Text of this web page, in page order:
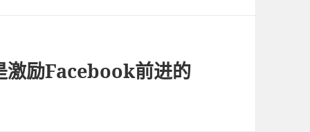
激励Facebook前进的